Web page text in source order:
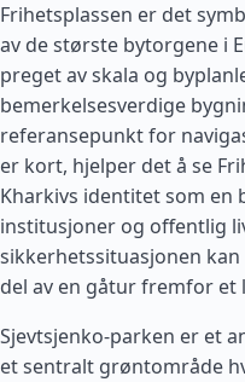
Frihetsplassen er det
av de største bytorgene i
preget av skala og
bemerkelsesverdige
referansepunkt for
er kort, hjelper det å se
Kharkivs identitet som en
institusjoner og offentlig
sikkerhetssituasjonen
del av en gåtur fremfor et
Sjevtsjenko-parken er et
et sentralt grøntområde